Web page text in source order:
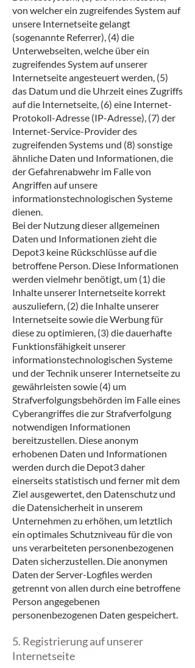
von welcher ein zugreifendes System auf
unsere Internetseite gelangt
(sogenannte Referrer), (4) die
Unterwebseiten, welche über ein
zugreifendes System auf unserer
Internetseite angesteuert werden, (5)
das Datum und die Uhrzeit eines Zugriffs
auf die Internetseite, (6) eine Internet-
Protokoll-Adresse (IP-Adresse), (7) der
Internet-Service-Provider des
zugreifenden Systems und (8) sonstige
ähnliche Daten und Informationen, die
der Gefahrenabwehr im Falle von
Angriffen auf unsere
informationstechnologischen Systeme
dienen.
Bei der Nutzung dieser allgemeinen
Daten und Informationen zieht die
Depot3 keine Rückschlüsse auf die
betroffene Person. Diese Informationen
werden vielmehr benötigt, um (1) die
Inhalte unserer Internetseite korrekt
auszuliefern, (2) die Inhalte unserer
Internetseite sowie die Werbung für
diese zu optimieren, (3) die dauerhafte
Funktionsfähigkeit unserer
informationstechnologischen Systeme
und der Technik unserer Internetseite zu
gewährleisten sowie (4) um
Strafverfolgungsbehörden im Falle eines
Cyberangriffes die zur Strafverfolgung
notwendigen Informationen
bereitzustellen. Diese anonym
erhobenen Daten und Informationen
werden durch die Depot3 daher
einerseits statistisch und ferner mit dem
Ziel ausgewertet, den Datenschutz und
die Datensicherheit in unserem
Unternehmen zu erhöhen, um letztlich
ein optimales Schutzniveau für die von
uns verarbeiteten personenbezogenen
Daten sicherzustellen. Die anonymen
Daten der Server-Logfiles werden
getrennt von allen durch eine betroffene
Person angegebenen
personenbezogenen Daten gespeichert.
5. Registrierung auf unserer
Internetseite